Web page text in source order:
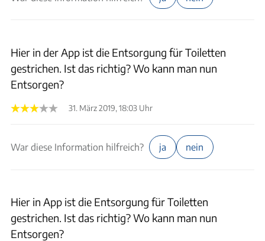
Hier in der App ist die Entsorgung für Toiletten
gestrichen. Ist das richtig? Wo kann man nun
Entsorgen?
31. März 2019, 18:03 Uhr
War diese Information hilfreich? ja nein
Hier in App ist die Entsorgung für Toiletten
gestrichen. Ist das richtig? Wo kann man nun
Entsorgen?